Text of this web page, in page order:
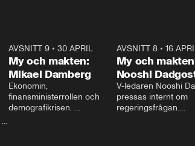
AVSNITT 9• 30 APRIL
My och makten:
Mikael Damberg
Ekonomin,
finansministerrollen och
demografikrisen.
AVSNITT 8• 16
My och
Nooshi
V-ledaren Nooshi
pressas internt om
regeringsfrågan.